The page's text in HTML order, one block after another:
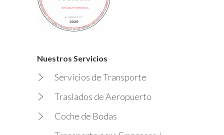
Nuestros Servicios
Servicios de Transporte
Traslados de Aeropuerto
Coche de Bodas